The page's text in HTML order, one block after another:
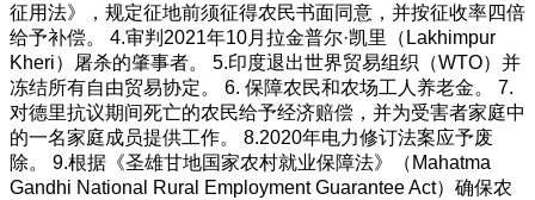
征用法》，规定征地前须征得农民书面同意，并按征收率四倍
给予补偿。 4.审判2021年10月拉金普尔·凯里（Lakhimpur
Kheri）屠杀的肇事者。 5.印度退出世界贸易组织（WTO）并
冻结所有自由贸易协定。 6. 保障农民和农场工人养老金。 7.
对德里抗议期间死亡的农民给予经济赔偿，并为受害者家庭中
的一名家庭成员提供工作。 8.2020年电力修订法案应予废
除。 9.根据《圣雄甘地国家农村就业保障法》（Mahatma
Gandhi National Rural Employment Guarantee Act）确保农